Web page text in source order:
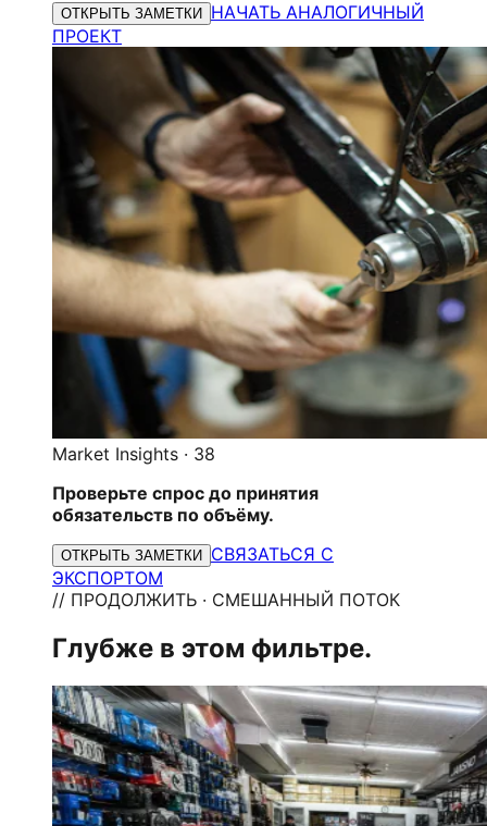
ОТКРЫТЬ ЗАМЕТКИ
НАЧАТЬ АНАЛОГИЧНЫЙ
ПРОЕКТ
Market Insights · 38
Проверьте спрос до принятия
обязательств по объёму.
ОТКРЫТЬ ЗАМЕТКИ
СВЯЗАТЬСЯ С
ЭКСПОРТОМ
// ПРОДОЛЖИТЬ · СМЕШАННЫЙ ПОТОК
Глубже в этом фильтре.